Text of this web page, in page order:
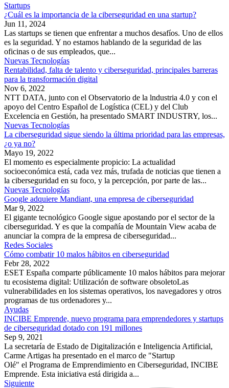
Startups
¿Cuál es la importancia de la ciberseguridad en una startup?
Jun 11, 2024
Las startups se tienen que enfrentar a muchos desafíos. Uno de ellos
es la seguridad. Y no estamos hablando de la seguridad de las
oficinas o de sus empleados, que...
Nuevas Tecnologías
Rentabilidad, falta de talento y ciberseguridad, principales barreras
para la transformación digital
Nov 6, 2022
NTT DATA, junto con el Observatorio de la lndustria 4.0 y con el
apoyo del Centro Español de Logística (CEL) y del Club
Excelencia en Gestión, ha presentado SMART INDUSTRY, los...
Nuevas Tecnologías
La ciberseguridad sigue siendo la última prioridad para las empresas,
¿o ya no?
Mayo 19, 2022
El momento es especialmente propicio: La actualidad
socioeconómica está, cada vez más, trufada de noticias que tienen a
la ciberseguridad en su foco, y la percepción, por parte de las...
Nuevas Tecnologías
Google adquiere Mandiant, una empresa de ciberseguridad
Mar 9, 2022
El gigante tecnológico Google sigue apostando por el sector de la
ciberseguridad. Y es que la compañía de Mountain View acaba de
anunciar la compra de la empresa de ciberseguridad...
Redes Sociales
Cómo combatir 10 malos hábitos en ciberseguridad
Febr 28, 2022
ESET España comparte públicamente 10 malos hábitos para mejorar
tu ecosistema digital: Utilización de software obsoletoLas
vulnerabilidades en los sistemas operativos, los navegadores y otros
programas de tus ordenadores y...
Ayudas
INCIBE Emprende, nuevo programa para emprendedores y startups
de ciberseguridad dotado con 191 millones
Sep 9, 2021
La secretaría de Estado de Digitalización e Inteligencia Artificial,
Carme Artigas ha presentado en el marco de "Startup
Olé" el Programa de Emprendimiento en Ciberseguridad, INCIBE
Emprende. Esta iniciativa está dirigida a...
Siguiente